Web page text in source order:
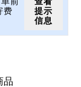
费
提示
信息
品